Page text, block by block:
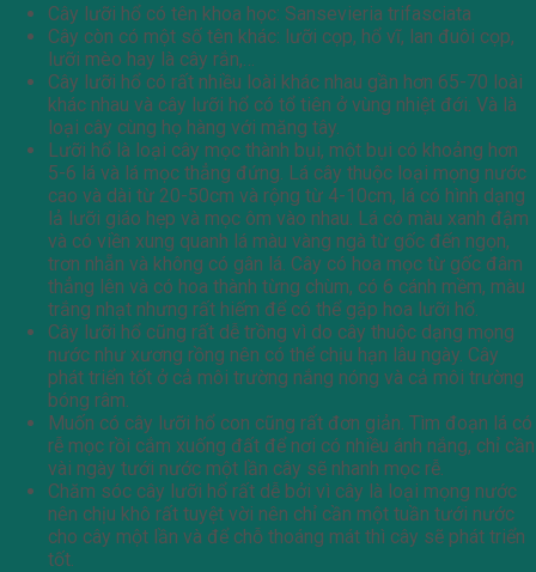
Cây lưỡi hổ có tên khoa học: Sansevieria trifasciata
Cây còn có một số tên khác: lưỡi cọp, hổ vĩ, lan đuôi cọp,
lưỡi mèo hay là cây rắn,…
Cây lưỡi hổ có rất nhiều loài khác nhau gần hơn 65-70 loài
khác nhau và cây lưỡi hổ có tổ tiên ở vùng nhiệt đới. Và là
loại cây cùng họ hàng với măng tây.
Lưỡi hổ là loại cây mọc thành bụi, một bụi có khoảng hơn
5-6 lá và lá mọc thẳng đứng. Lá cây thuộc loại mọng nước
cao và dài từ 20-50cm và rộng từ 4-10cm, lá có hình dạng
lả lưỡi giáo hẹp và mọc ôm vào nhau. Lá có màu xanh đậm
và có viền xung quanh lá màu vàng ngà từ gốc đến ngọn,
trơn nhẵn và không có gân lá. Cây có hoa mọc từ gốc đâm
thẳng lên và có hoa thành từng chùm, có 6 cánh mềm, màu
trắng nhạt nhưng rất hiếm để có thể gặp hoa lưỡi hổ.
Cây lưỡi hổ cũng rất dễ trồng vì do cây thuộc dạng mọng
nước như xương rồng nên có thể chịu hạn lâu ngày. Cây
phát triển tốt ở cả môi trường nắng nóng và cả môi trường
bóng râm.
Muốn có cây lưỡi hổ con cũng rất đơn giản. Tìm đoạn lá có
rễ mọc rồi cắm xuống đất để nơi có nhiều ánh nắng, chỉ cần
vài ngày tưới nước một lần cây sẽ nhanh mọc rễ.
Chăm sóc cây lưỡi hổ rất dễ bởi vì cây là loại mọng nước
nên chịu khô rất tuyệt vời nên chỉ cần một tuần tưới nước
cho cây một lần và để chỗ thoáng mát thì cây sẽ phát triển
tốt.